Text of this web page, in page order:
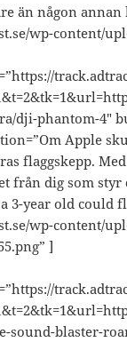
än någon
wp-content/
dji-phantom-4″
Apple
flaggskepp.
från dig som
3-year old could
wp-content/
]
blaster-